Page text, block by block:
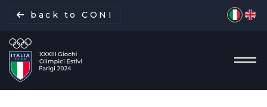
back to CONI